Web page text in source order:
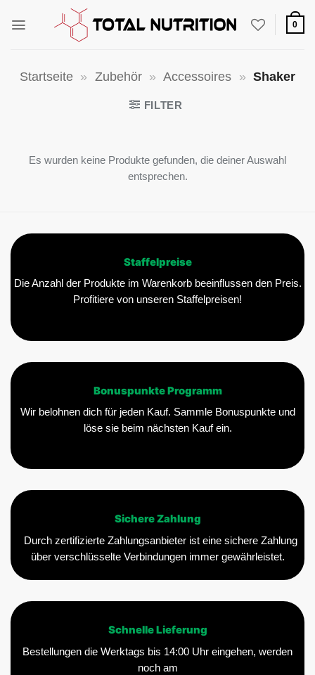
Inhalt
0
Startseite » Zubehör » Accessoires » Shaker
FILTER
Es wurden keine Produkte gefunden, die deiner Auswahl
entsprechen.
Staffelpreise
Die Anzahl der Produkte im Warenkorb beeinflussen den Preis.
Profitiere von unseren Staffelpreisen!
Bonuspunkte Programm
Wir belohnen dich für jeden Kauf. Sammle Bonuspunkte und
löse sie beim nächsten Kauf ein.
Sichere Zahlung
Durch zertifizierte Zahlungsanbieter ist eine sichere Zahlung
über verschlüsselte Verbindungen immer gewährleistet.
Schnelle Lieferung
Bestellungen die Werktags bis 14:00 Uhr eingehen, werden
noch am